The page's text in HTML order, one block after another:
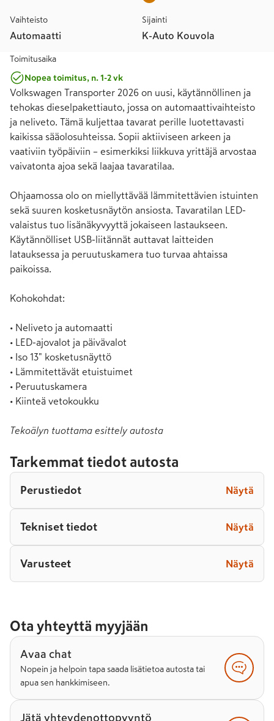
Vaihteisto
Automaatti
Sijainti
K-Auto Kouvola
Toimitusaika
Nopea toimitus, n. 1-2 vk
Volkswagen Transporter 2026 on uusi, käytännöllinen ja
tehokas dieselpakettiauto, jossa on automaattivaihteisto
ja neliveto. Tämä kuljettaa tavarat perille luotettavasti
kaikissa sääolosuhteissa. Sopii aktiiviseen arkeen ja
vaativiin työpäiviin – esimerkiksi liikkuva yrittäjä arvostaa
vaivatonta ajoa sekä laajaa tavaratilaa.
Ohjaamossa olo on miellyttävää lämmitettävien istuinten
sekä suuren kosketusnäytön ansiosta. Tavaratilan LED-
valaistus tuo lisänäkyvyyttä jokaiseen lastaukseen.
Käytännölliset USB-liitännät auttavat laitteiden
latauksessa ja peruutuskamera tuo turvaa ahtaissa
paikoissa.
Kohokohdat:
• Neliveto ja automaatti
• LED-ajovalot ja päivävalot
• Iso 13" kosketusnäyttö
• Lämmitettävät etuistuimet
• Peruutuskamera
• Kiinteä vetokoukku
Tekoälyn tuottama esittely autosta
Tarkemmat tiedot autosta
Perustiedot Näytä
Tekniset tiedot Näytä
Varusteet Näytä
Ota yhteyttä myyjään
Avaa chat
Nopein ja helpoin tapa saada lisätietoa autosta tai
apua sen hankkimiseen.
Jätä yhteydenottopyyntö